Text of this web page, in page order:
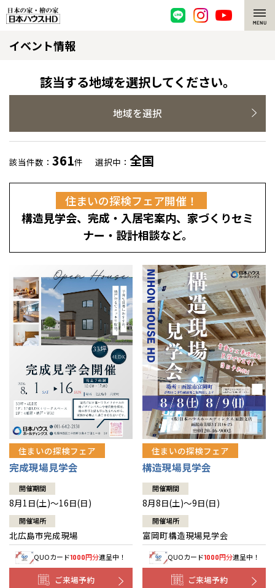
脱炭素・檜の家
環境にやさしい、脱炭素社会の住宅
耐震構造
高耐久住宅
高断熱・高気密の家
エネルギー自給自足
感謝訪問・長期保証
直営工事
1メーターモジュール
冷暖房標準装備
24時間対応コールセンター
デザイン賞各種受賞
セントラルヒーティング
選ばれる理由
檜の魅力 トップ
檜と日本人
1000年を超えて生きる檜
知られざる檜の効果・作用
理想の木材「檜」
注文住宅
グレートステージ
平屋の家
外観・インテリア集
暮らし方提案
住まいのコラム
住まいのお手入れ集
リフォーム トップ
選ばれる理由
リフォームの流れ
介護保険利用で快適リフォーム
賃貸併用住宅のメリット
安心のサポートシステム
展示場案内
分譲住宅・土地
分譲マンション
分譲マンション トップ
ワザックとは
高い信頼性
安心の管理体制
ギャラリー
会社情報
会社情報 トップ
ニュースリリース
代表ごあいさつ
企業理念
会社概要
事業部紹介
お問い合わせ
会員サイト
イベント情報
該当する地域を選択してください。
地域を選択
該当件数： 361件 選択中： 全国
住まいの探検フェア開催！
構造見学会、完成・入居宅案内、家づくりセミ
ナー・設計相談など。
住まいの探検フェア
完成現場見学会
開催期間
8月1日(土)～16日(日)
開催場所
北広島市完成現場
QUOカード1000円分進呈中！
ご来場予約
住まいの探検フェア
構造現場見学会
開催期間
8月8日(土)～9日(日)
開催場所
富岡町構造現場見学会
QUOカード1000円分進呈中！
ご来場予約